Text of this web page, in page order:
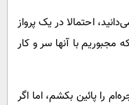
احتمالا در یک پرواز
مجبوریم با آنها سر و کار
را پائین بکشم، اما اگر